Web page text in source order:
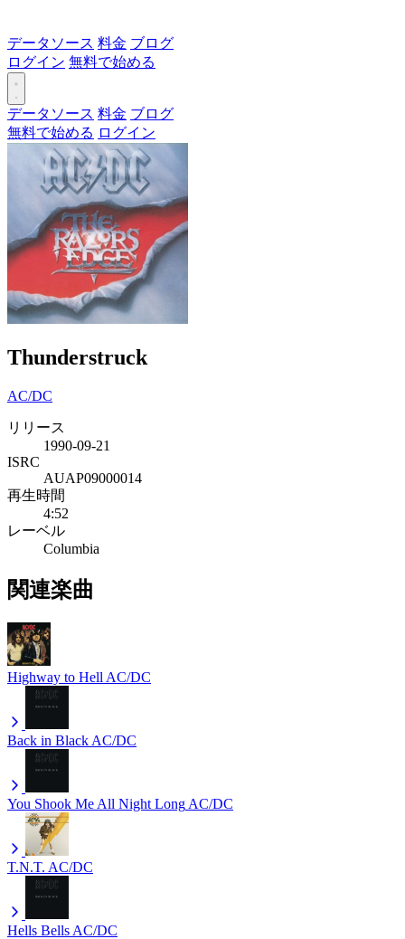
データソース 料金 ブログ
ログイン 無料で始める
データソース 料金 ブログ
無料で始める ログイン
Thunderstruck
AC/DC
リリース
1990-09-21
ISRC
AUAP09000014
再生時間
4:52
レーベル
Columbia
関連楽曲
Highway to Hell AC/DC
Back in Black AC/DC
You Shook Me All Night Long AC/DC
T.N.T. AC/DC
Hells Bells AC/DC